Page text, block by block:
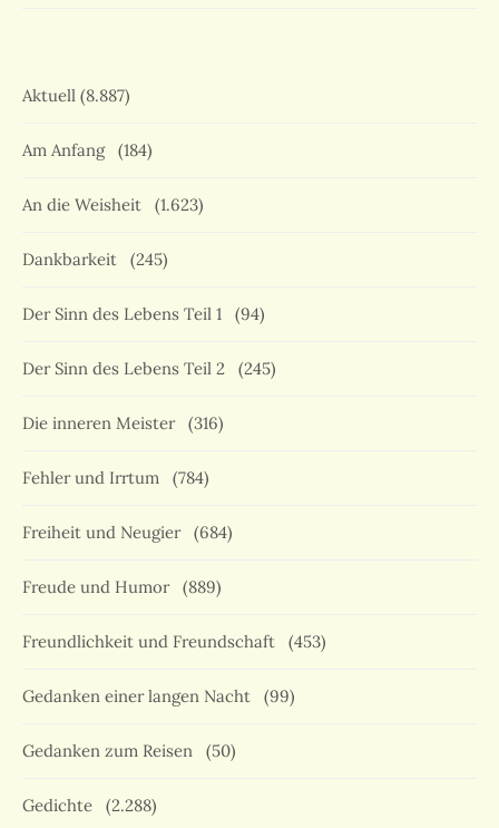
Aktuell (8.887)
Am Anfang (184)
An die Weisheit (1.623)
Dankbarkeit (245)
Der Sinn des Lebens Teil 1 (94)
Der Sinn des Lebens Teil 2 (245)
Die inneren Meister (316)
Fehler und Irrtum (784)
Freiheit und Neugier (684)
Freude und Humor (889)
Freundlichkeit und Freundschaft (453)
Gedanken einer langen Nacht (99)
Gedanken zum Reisen (50)
Gedichte (2.288)